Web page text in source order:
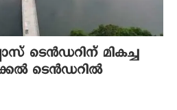
ടെൻഡറിന് മികച്ച
ടെൻഡറിൽ